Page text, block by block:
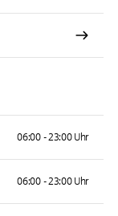
06:00 - 23:00 Uhr
06:00 - 23:00 Uhr